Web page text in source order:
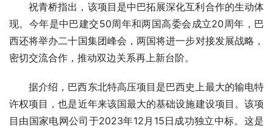
祝青桥指出，该项目是中巴拓展深化互利合作的生动体
现。今年是中巴建交50周年和两国高委会成立20周年，巴
西还将举办二十国集团峰会，两国将进一步对接发展战略，
密切交流合作，推动双边关系再上新台阶。
据介绍，巴西东北特高压项目是巴西史上最大的输电特
许权项目，也是近年来该国最大的基础设施建设项目。该项
目由国家电网公司于2023年12月15日成功独立中标。这是